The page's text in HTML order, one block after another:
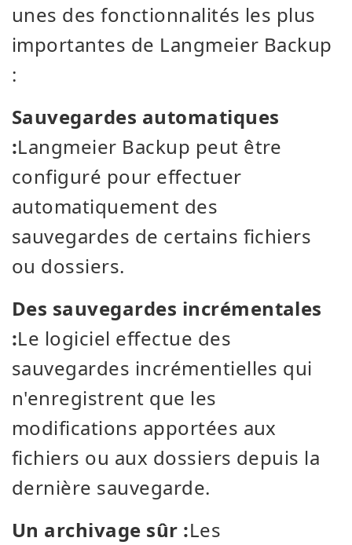
unes des fonctionnalités les plus
importantes de Langmeier Backup
:
Sauvegardes automatiques
:Langmeier Backup peut être
configuré pour effectuer
automatiquement des
sauvegardes de certains fichiers
ou dossiers.
Des sauvegardes incrémentales
:Le logiciel effectue des
sauvegardes incrémentielles qui
n'enregistrent que les
modifications apportées aux
fichiers ou aux dossiers depuis la
dernière sauvegarde.
Un archivage sûr :Les